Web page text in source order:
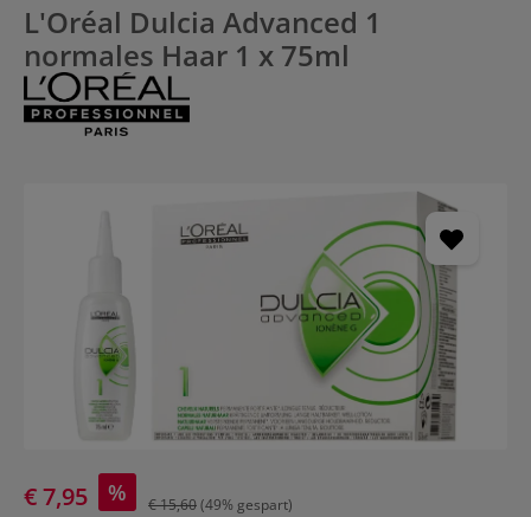
L'Oréal Dulcia Advanced 1
normales Haar 1 x 75ml
€ 7,95 % € 15,60(49% gespart)